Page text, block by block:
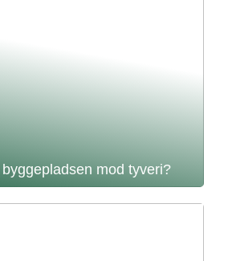
mod tyveri?